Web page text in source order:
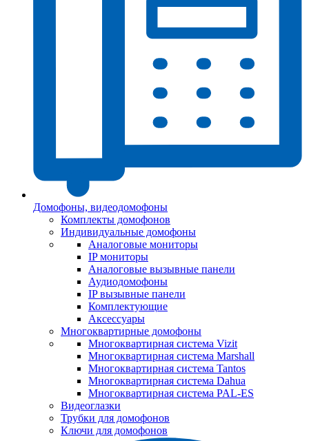
Домофоны, видеодомофоны
Комплекты домофонов
Индивидуальные домофоны
Аналоговые мониторы
IP мониторы
Аналоговые вызывные панели
Аудиодомофоны
IP вызывные панели
Комплектующие
Аксессуары
Многоквартирные домофоны
Многоквартирная система Vizit
Многоквартирная система Marshall
Многоквартирная система Tantos
Многоквартирная система Dahua
Многоквартирная система PAL-ES
Видеоглазки
Трубки для домофонов
Ключи для домофонов